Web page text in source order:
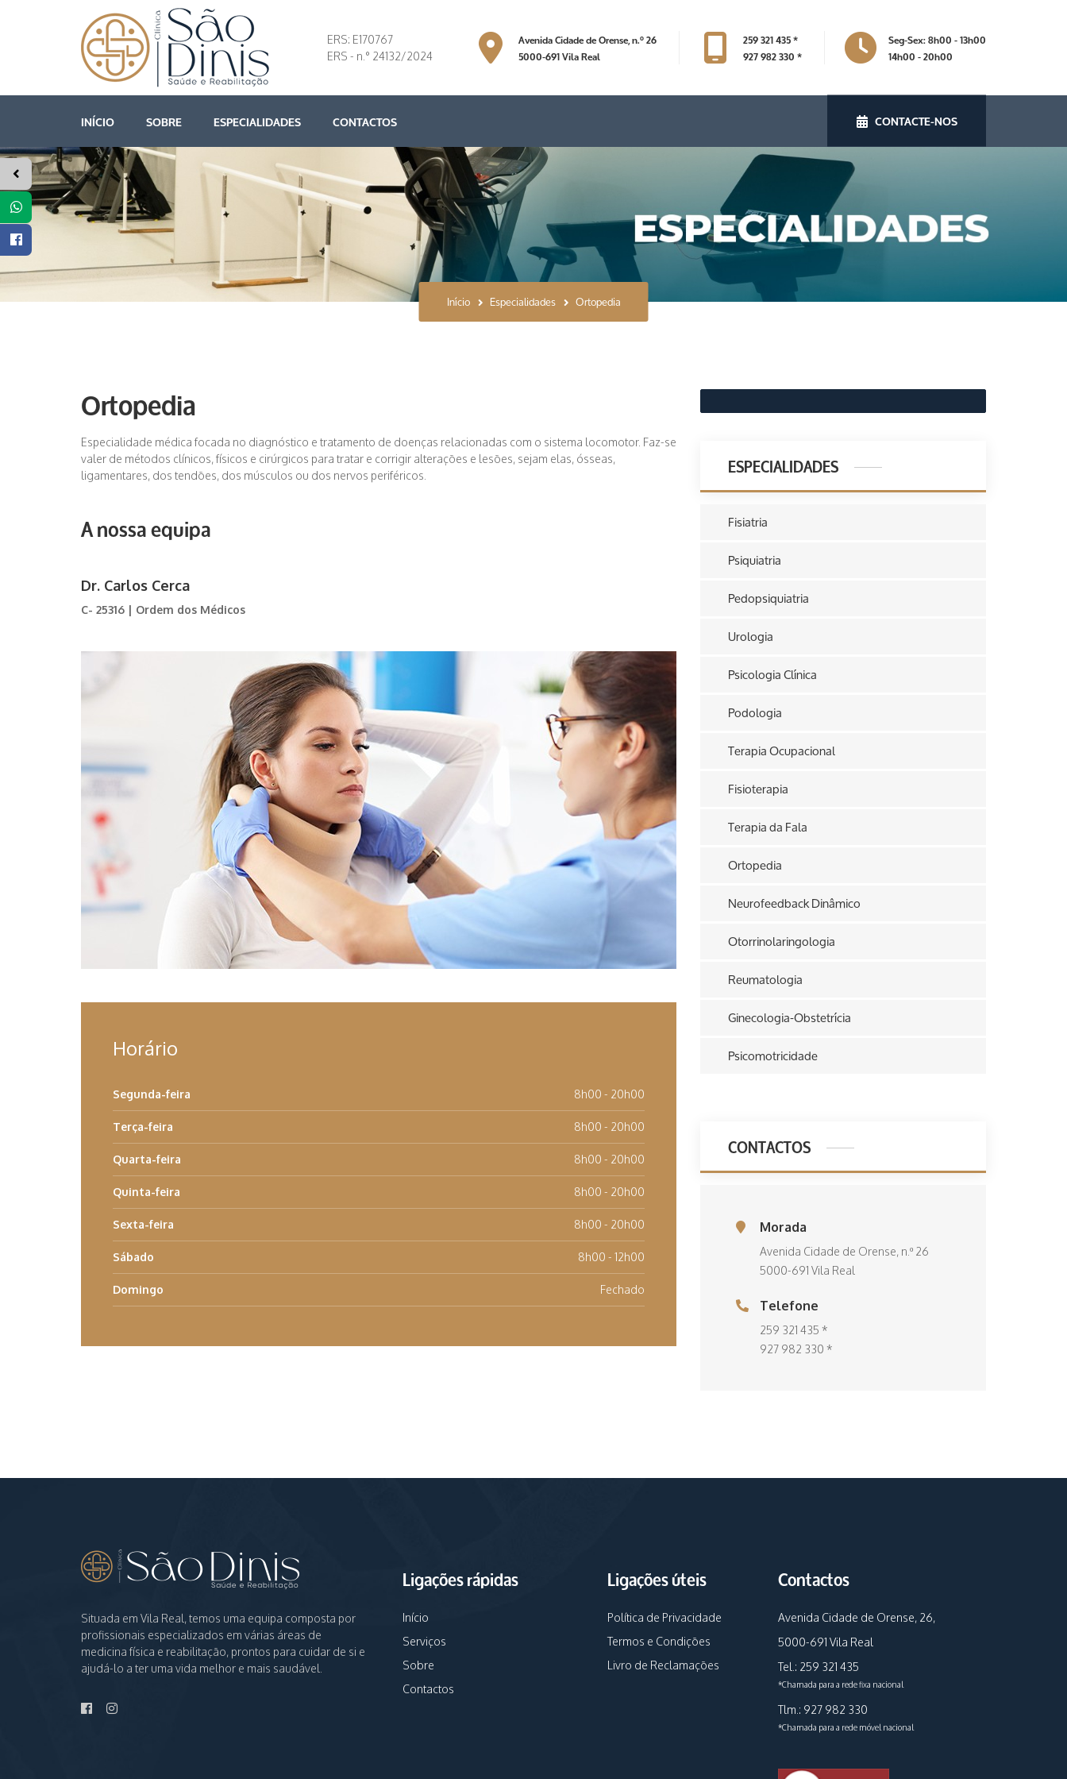
ERS: E170767
ERS - n.° 24132/2024
Avenida Cidade de Orense, n.º 26
5000-691 Vila Real
259 321 435 *
927 982 330 *
Seg-Sex: 8h00 - 13h00
14h00 - 20h00
INÍCIO SOBRE ESPECIALIDADES CONTACTOS CONTACTE-NOS
Início Especialidades Ortopedia
Ortopedia
Especialidade médica focada no diagnóstico e tratamento de doenças relacionadas com o sistema locomotor. Faz-se
valer de métodos clínicos, físicos e cirúrgicos para tratar e corrigir alterações e lesões, sejam elas, ósseas,
ligamentares, dos tendões, dos músculos ou dos nervos periféricos.
A nossa equipa
Dr. Carlos Cerca
C- 25316 | Ordem dos Médicos
Horário
Segunda-feira 8h00 - 20h00
Terça-feira 8h00 - 20h00
Quarta-feira 8h00 - 20h00
Quinta-feira 8h00 - 20h00
Sexta-feira 8h00 - 20h00
Sábado 8h00 - 12h00
Domingo Fechado
ESPECIALIDADES
Fisiatria
Psiquiatria
Pedopsiquiatria
Urologia
Psicologia Clínica
Podologia
Terapia Ocupacional
Fisioterapia
Terapia da Fala
Ortopedia
Neurofeedback Dinâmico
Otorrinolaringologia
Reumatologia
Ginecologia-Obstetrícia
Psicomotricidade
CONTACTOS
Morada
Avenida Cidade de Orense, n.º 26
5000-691 Vila Real
Telefone
259 321 435 *
927 982 330 *
Situada em Vila Real, temos uma equipa composta por
profissionais especializados em várias áreas de
medicina física e reabilitação, prontos para cuidar de si e
ajudá-lo a ter uma vida melhor e mais saudável.
Ligações rápidas
Início
Serviços
Sobre
Contactos
Ligações úteis
Política de Privacidade
Termos e Condições
Livro de Reclamações
Contactos
Avenida Cidade de Orense, 26,
5000-691 Vila Real
Tel.: 259 321 435
*Chamada para a rede fixa nacional
Tlm.: 927 982 330
*Chamada para a rede móvel nacional